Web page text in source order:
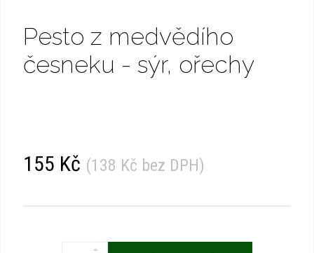
Pesto z medvědího
česneku - sýr, ořechy
155 Kč (138 Kč bez DPH)